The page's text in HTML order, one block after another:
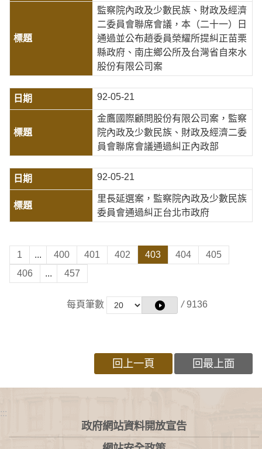
監察院內政及少數民族、財政及經濟
二委員會聯席會議，本（二十一）日
通過並公布趙委員榮耀所提糾正苗栗
縣政府、南庄鄉公所及台灣省自來水
股份有限公司案
92-05-21
金鷹國際顧問股份有限公司案，監察
院內政及少數民族、財政及經濟二委
員會聯席會議通過糾正內政部
92-05-21
里長延選案，監察院內政及少數民族
委員會通過糾正台北市政府
1 ... 400 401 402 403 404
405
406
... 457
每頁筆數 / 9136
回上一頁 回最上面
:::
政府網站資料開放宣告